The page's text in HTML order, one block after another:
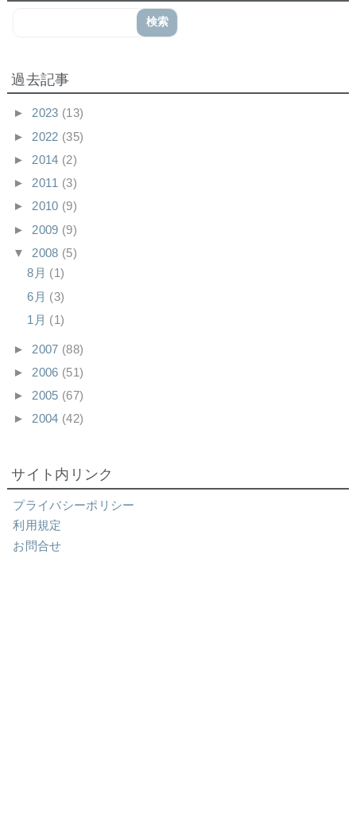
過去記事
►2023 (13)
► 2022 (35)
► 2014 (2)
► 2011 (3)
►2010 (9)
► 2009 (9)
▼ 2008 (5)
8月 (1)
6月 (3)
1月 (1)
► 2007 (88)
► 2006 (51)
► 2005 (67)
►2004 (42)
サイト内リンク
プライバシーポリシー
利用規定
お問合せ